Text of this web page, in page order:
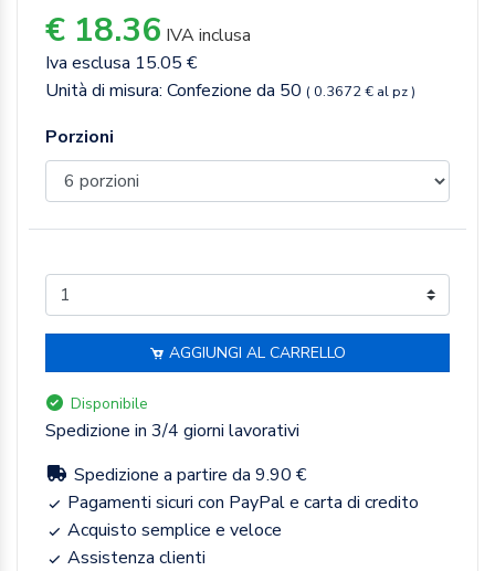
€ 18.36 IVA inclusa
Iva esclusa 15.05 €
Unità di misura: Confezione da 50 ( 0.3672 € al pz )
Porzioni
AGGIUNGI AL CARRELLO
Disponibile
Spedizione in 3/4 giorni lavorativi
Spedizione a partire da 9.90 €
Pagamenti sicuri con PayPal e carta di credito
Acquisto semplice e veloce
Assistenza clienti